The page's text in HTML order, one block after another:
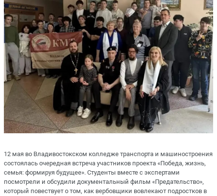
12 мая во Владивостокском колледже транспорта и машиностроения
состоялась очередная встреча участников проекта «Победа, жизнь,
семья: формируя будущее». Студенты вместе с экспертами
посмотрели и обсудили документальный фильм «Предательство»,
который повествует о том, как вербовщики вовлекают подростков в